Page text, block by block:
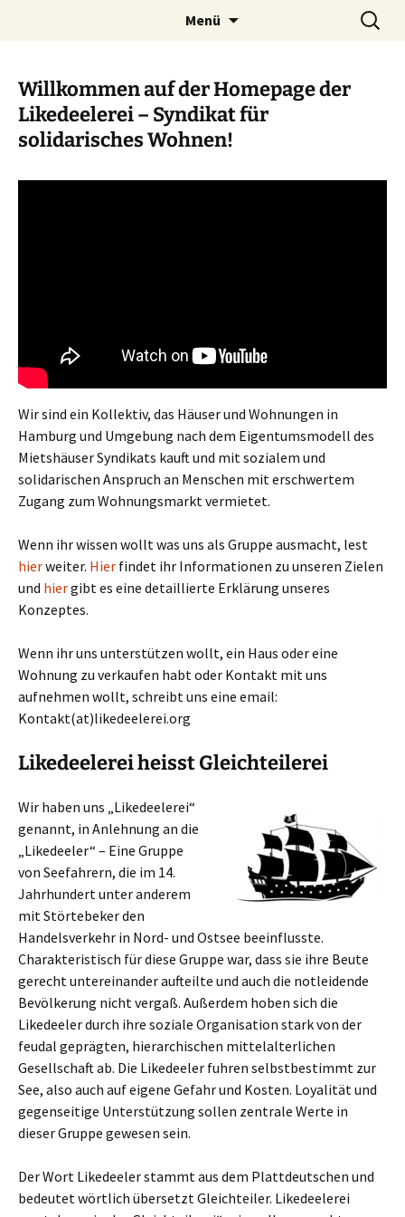
Syndikat für solidarisches Wohnen
Menü
Suchen
nach:
Willkommen auf der Homepage der
Likedeelerei – Syndikat für
solidarisches Wohnen!
Wir sind ein Kollektiv, das Häuser und Wohnungen in
Hamburg und Umgebung nach dem Eigentumsmodell des
Mietshäuser Syndikats kauft und mit sozialem und
solidarischen Anspruch an Menschen mit erschwertem
Zugang zum Wohnungsmarkt vermietet.
Wenn ihr wissen wollt was uns als Gruppe ausmacht, lest
hierweiter. Hier findet ihr Informationen zu unseren Zielen
und hiergibt es eine detaillierte Erklärung unseres
Konzeptes.
Wenn ihr uns unterstützen wollt, ein Haus oder eine
Wohnung zu verkaufen habt oder Kontakt mit uns
aufnehmen wollt, schreibt uns eine email:
Kontakt(at)likedeelerei.org
Likedeelerei heisst Gleichteilerei
Wir haben uns „Likedeelerei“
genannt, in Anlehnung an die
„Likedeeler“ – Eine Gruppe
von Seefahrern, die im 14.
Jahrhundert unter anderem
mit Störtebeker den
Handelsverkehr in Nord- und Ostsee beeinflusste.
Charakteristisch für diese Gruppe war, dass sie ihre Beute
gerecht untereinander aufteilte und auch die notleidende
Bevölkerung nicht vergaß. Außerdem hoben sich die
Likedeeler durch ihre soziale Organisation stark von der
feudal geprägten, hierarchischen mittelalterlichen
Gesellschaft ab. Die Likedeeler fuhren selbstbestimmt zur
See, also auch auf eigene Gefahr und Kosten. Loyalität und
gegenseitige Unterstützung sollen zentrale Werte in
dieser Gruppe gewesen sein.
Der Wort Likedeeler stammt aus dem Plattdeutschen und
bedeutet wörtlich übersetzt Gleichteiler. Likedeelerei